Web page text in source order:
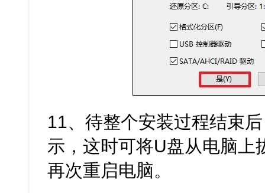
11、待整个安装过程结束
示，这时可将U盘从电脑上
再次重启电脑。